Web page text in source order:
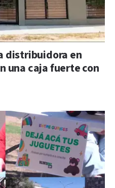
distribuidora en
una caja fuerte con